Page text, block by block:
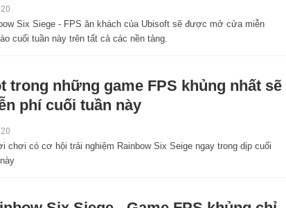
Six Siege - FPS ăn khách của Ubisoft sẽ được mở cửa miễn
cuối tuần này trên tất cả các nền tảng.
trong những game FPS khủng nhất sẽ
phí cuối tuần này
chơi có cơ hội trải nghiệm Rainbow Six Seige ngay trong dịp cuối